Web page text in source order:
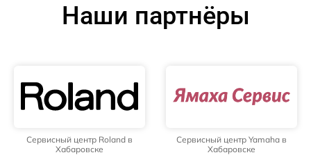
Наши партнёры
Сервисный центр Roland в
Хабаровске
Сервисный центр Yamaha в
Хабаровске